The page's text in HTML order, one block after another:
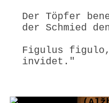
Der Töpfer
der Schmied
Figulus
invidet."